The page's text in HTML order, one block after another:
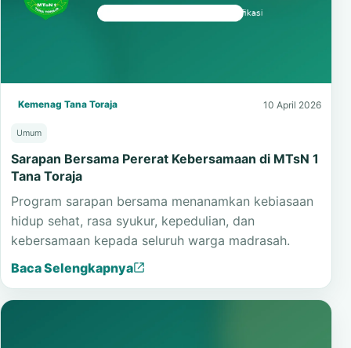
Kemenag Tana Toraja 10 April 2026
Umum
Sarapan Bersama Pererat Kebersamaan di MTsN 1
Tana Toraja
Program sarapan bersama menanamkan kebiasaan
hidup sehat, rasa syukur, kepedulian, dan
kebersamaan kepada seluruh warga madrasah.
Baca Selengkapnya